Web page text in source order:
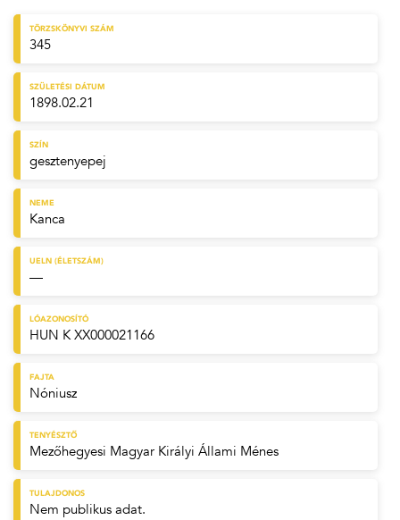
TÖRZSKÖNYVI SZÁM
345
SZÜLETÉSI DÁTUM
1898.02.21
SZÍN
gesztenyepej
NEME
Kanca
UELN (ÉLETSZÁM)
—
LÓAZONOSÍTÓ
HUN K XX000021166
FAJTA
Nóniusz
TENYÉSZTŐ
Mezőhegyesi Magyar Királyi Állami Ménes
TULAJDONOS
Nem publikus adat.